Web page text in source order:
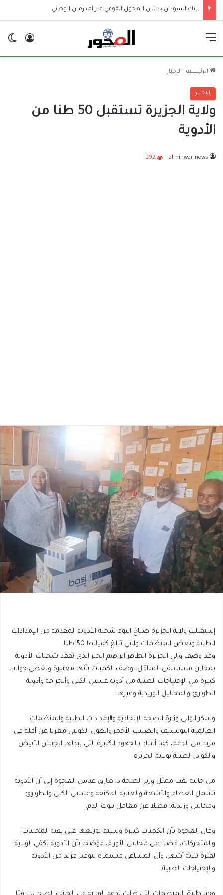
بنك السودان يدشن المحول القومي عبر أمدرمان الوطني
الرئيسية الاخبار
الاخبار
ولاية الجزيرة تستقبل 50 طنا من
الأدوية
almihwar news
292
إستقبلت ولاية الجزيرة صباح اليوم شحنة الأدوية المقدمة من الإمدادات
الطبية وبعض المنظمات والتي تبلغ كمياتها 50 طنا.
وقد وصف والي الجزيرة الطاهر ابراهيم الخير الذي تفقد شحنات الأدوية
بمخازن مستشفى المناقل، وصف الكميات بأنها معتبرة وتغطي جوانب
كبيرة من الإحتياجات الطبية من أدوية غسيل الكلى وألجراحة وأدوية
الطوارئ والمحاليل الوريدية وغيرها.
وشكر الوالي وزارة الصحة الإتحادية والإمدادات الطبية والمنظمات
العالمية اليونسيف والصليب الأحمر والعون الكويتي معربا عن أمله في
مزيد من الدعم، كما أشاد بالجهود الكبيرة التي يبذلها الجيش الأبيض
والكوادر الطبية بولاية الجزيرة.
من جانبه لفت ممثل وزير الصحة د. طارق عباس العجوة إلى أن الأدوية
تشمل العظام والأشعة والعناية المكثفة وغسيل الكلى والطوارئ
ومحاليل وريدية، فضلا عن معامل بنوك الدم.
وقال العجوة بأن الكميات كبيرة وسيتم توزيعها على بقية المحليات
والمتحركات، فضلا عن محاليل الأورام، موضحا بأن الأدوية تكفي الولاية
لفترة ثلاثة أشهر، وأن المساعي مستمرة لتوفير مزيد من الأدوية
والإحتياجات الطبية.